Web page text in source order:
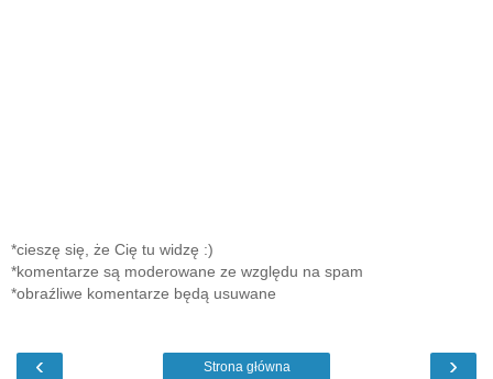
*cieszę się, że Cię tu widzę :)
*komentarze są moderowane ze względu na spam
*obraźliwe komentarze będą usuwane
‹ ›
Strona główna